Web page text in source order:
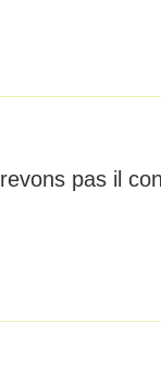
pas il